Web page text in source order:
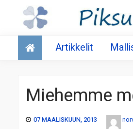
Talous
Artikkelit
Miehemme
07 MAALISKUUN, 2013